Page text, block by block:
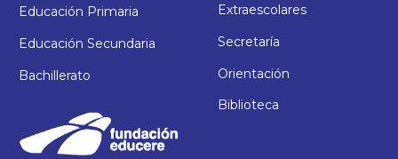
Educación Primaria
Educación Secundaria
Bachillerato
Extraescolares
Secretaría
Orientación
Biblioteca